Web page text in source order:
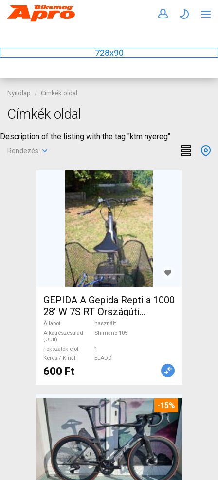
728x90
Nyitólap Címkék oldal
Címkék oldal
Description of the listing with the tag "ktm nyereg"
Rendezés:
GEPIDA A Gepida Reptila 1000
28' W 7S RT Országúti
Shimano 105 használt ELADÓ
Állapot
használt
Alkatrészcsalád
(Outi)
Shimano 105
Fokozatok elöl
1
Keres / Kínál
ELADÓ
600 Ft
-15%